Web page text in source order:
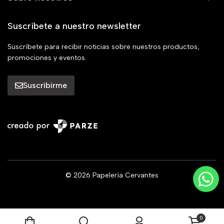
Suscríbete a nuestro newsletter
Suscríbete para recibir noticias sobre nuestros productos,
promociones y eventos.
Suscribirme
© 2026 Papelería Cervantes
0